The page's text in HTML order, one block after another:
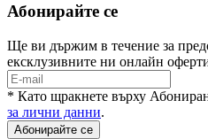
Абонирайте се
Ще ви държим в течение за
ексклузивните ни онлайн
* Като щракнете върху
за лични данни.
Абонирайте се